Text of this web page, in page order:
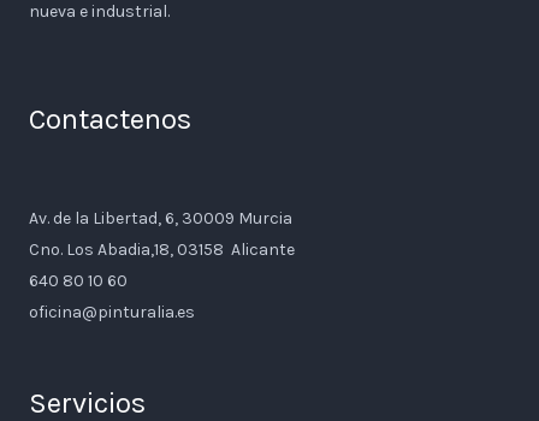
nueva e industrial.
Contactenos
Av. de la Libertad, 6, 30009 Murcia
Cno. Los Abadia,18, 03158 Alicante
640 80 10 60
oficina@pinturalia.es
Servicios